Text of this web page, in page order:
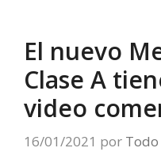
El nuevo
Clase A
video
16/01/2021 por Todo